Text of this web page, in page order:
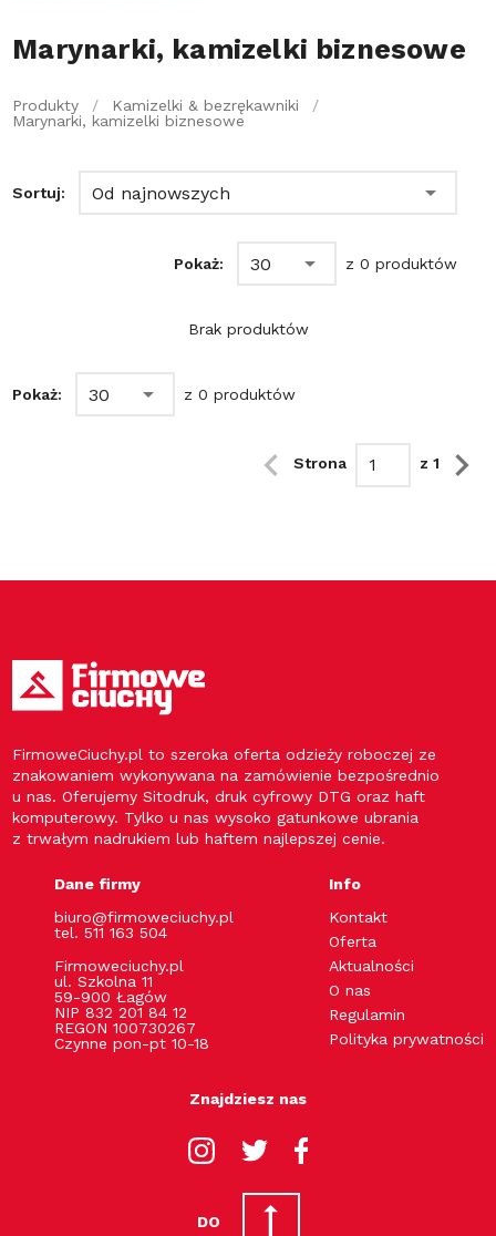
Marynarki, kamizelki biznesowe
Produkty / Kamizelki & bezrękawniki
/
Marynarki, kamizelki biznesowe
Sortuj: Od najnowszych
Pokaż: 30 z 0 produktów
Brak produktów
Pokaż: 30 z 0 produktów
Strona z 1
FirmoweCiuchy.pl to szeroka oferta odzieży roboczej ze
znakowaniem wykonywana na zamówienie bezpośrednio
u nas. Oferujemy Sitodruk, druk cyfrowy DTG oraz haft
komputerowy. Tylko u nas wysoko gatunkowe ubrania
z trwałym nadrukiem lub haftem najlepszej cenie.
Dane firmy
biuro@firmoweciuchy.pl
tel. 511 163 504
Firmoweciuchy.pl
ul. Szkolna 11
59-900 Łagów
NIP 832 201 84 12
REGON 100730267
Czynne pon-pt 10-18
Info
Kontakt
Oferta
Aktualności
O nas
Regulamin
Polityka prywatności
Znajdziesz nas
DO